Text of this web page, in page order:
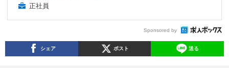
正社員
Sponsored by
シェア ポスト 送る